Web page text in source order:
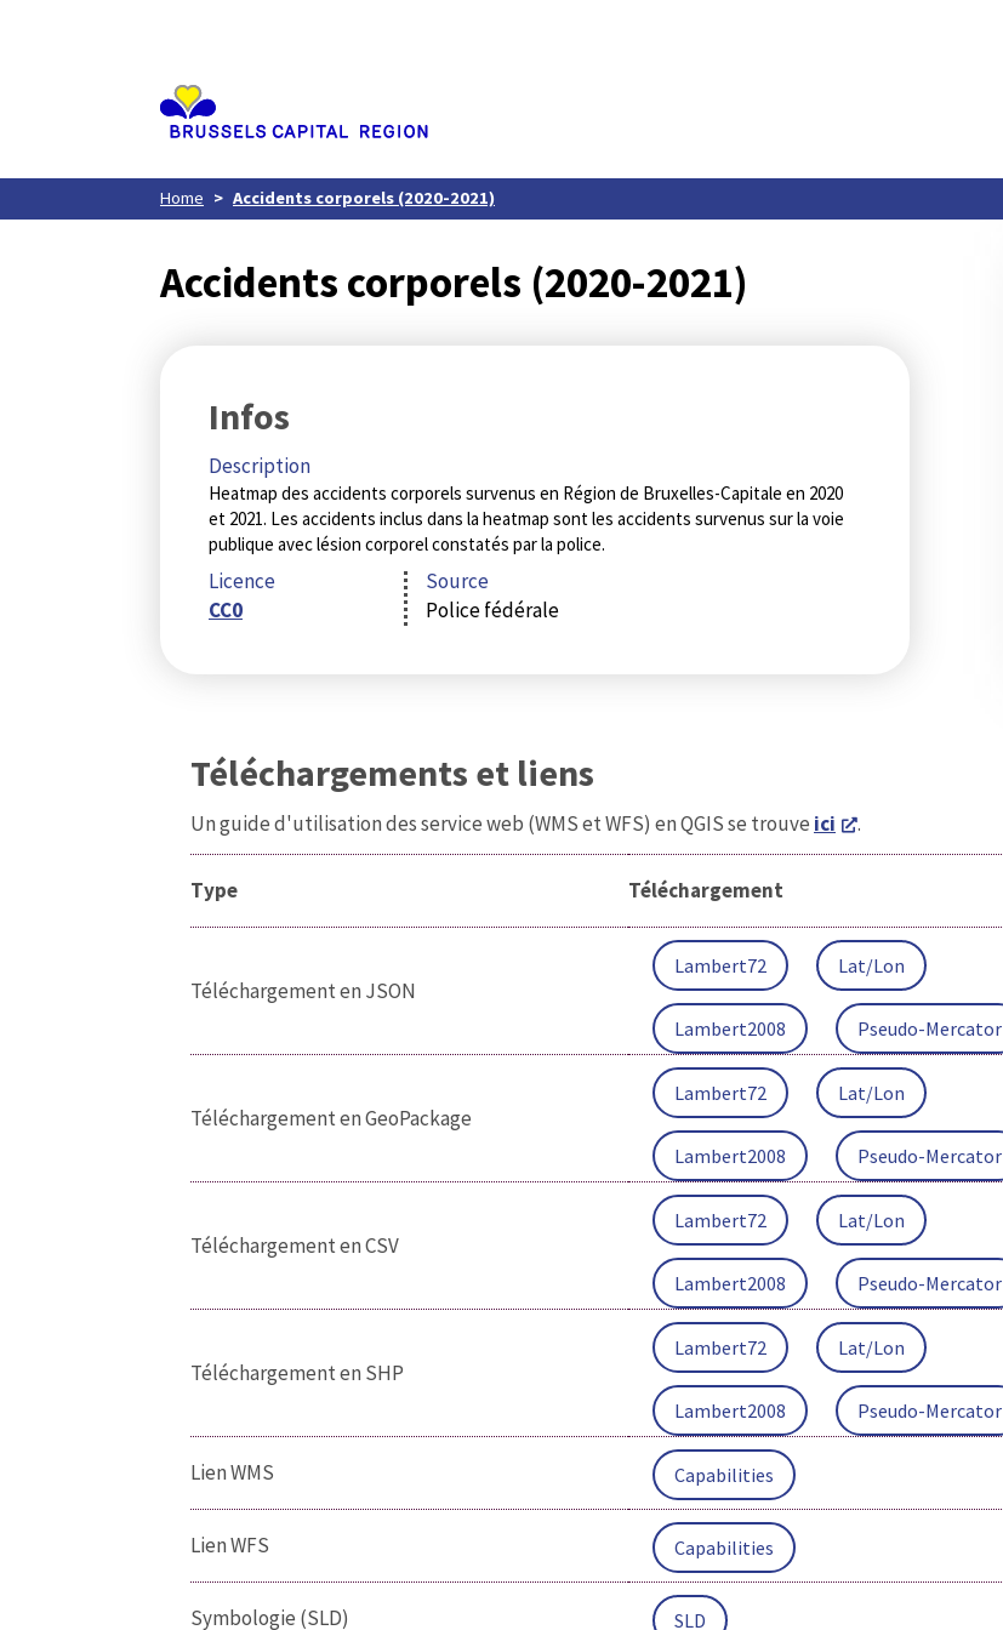
Home Accidents corporels (2020-2021)
Accidents corporels (2020-2021)
Infos
Description
Heatmap des accidents corporels survenus en Région de Bruxelles-Capitale en 2020
et 2021. Les accidents inclus dans la heatmap sont les accidents survenus sur la voie
publique avec lésion corporel constatés par la police.
Licence
CC0
Source
Police fédérale
Téléchargements et liens
Un guide d'utilisation des service web (WMS et WFS) en QGIS se trouve ici .
Type Téléchargement
Téléchargement en JSON
Lambert72 Lat/Lon
Lambert2008 Pseudo-Mercator
Téléchargement en GeoPackage
Lambert72 Lat/Lon
Lambert2008 Pseudo-Mercator
Téléchargement en CSV
Lambert72 Lat/Lon
Lambert2008 Pseudo-Mercator
Téléchargement en SHP
Lambert72 Lat/Lon
Lambert2008 Pseudo-Mercator
Lien WMS Capabilities
Lien WFS Capabilities
Symbologie (SLD) SLD